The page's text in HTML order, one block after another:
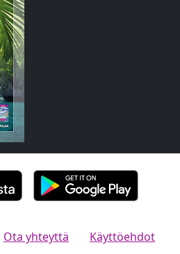
Ota yhteyttä Käyttöehdot